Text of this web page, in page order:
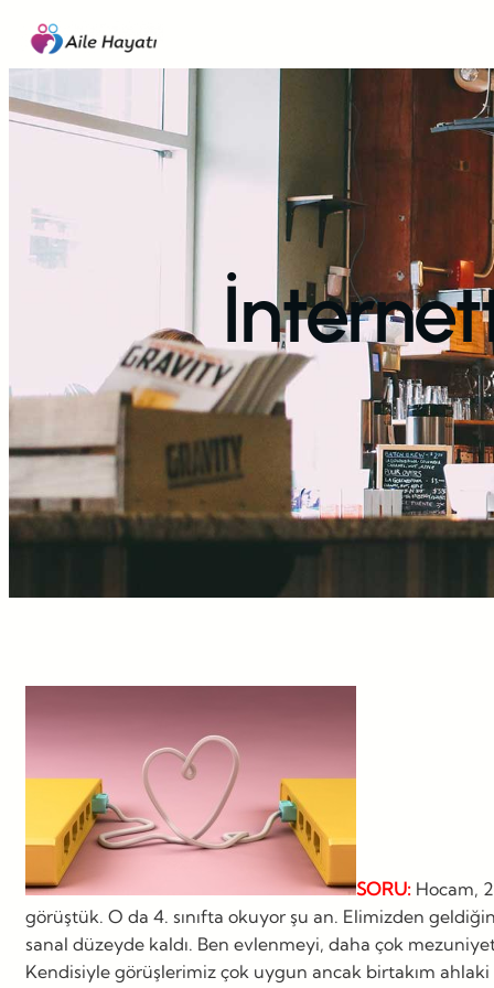
İçeriğe
geç
SORU: Hocam,
görüştük. O da 4. sınıfta okuyor şu an. Elimizden
sanal düzeyde kaldı. Ben evlenmeyi, daha çok
Kendisiyle görüşlerimiz çok uygun ancak birtakım